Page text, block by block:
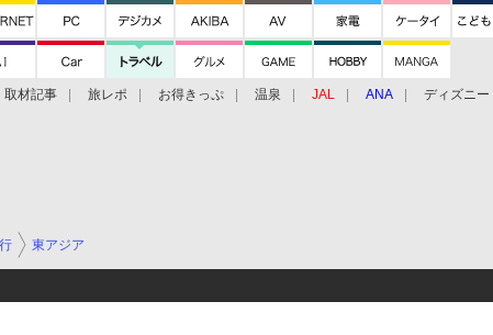
取材記事 旅レポ お得きっぷ 温泉 JAL ANA ディズニー
東アジア